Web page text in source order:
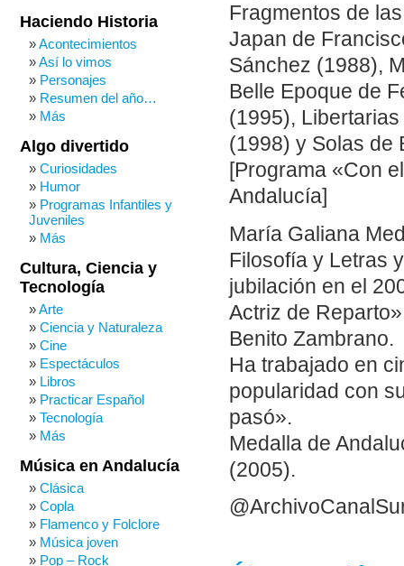
Fragmentos de
Japan de
Sánchez (1988),
Belle Epoque de
(1995),
(1998) y Solas de
[Programa «Con
Andalucía]
María Galiana
Filosofía y Letras
jubilación en el
Actriz de
Benito Zambrano.
Ha trabajado en
popularidad con
pasó».
Medalla de
(2005).
Haciendo Historia
Acontecimientos
Así lo vimos
Personajes
Resumen del año…
Más
Algo divertido
Curiosidades
Humor
Programas Infantiles y
Juveniles
Más
Cultura, Ciencia y
Tecnología
Arte
Ciencia y Naturaleza
Cine
Espectáculos
Libros
Practicar Español
Tecnología
Más
Música en Andalucía
Clásica
Copla
Flamenco y Folclore
Música joven
Pop – Rock